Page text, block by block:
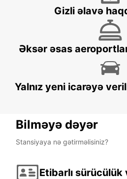
DOVER - UNITED KINGDOM
LONDON KINGS CROSS
LONDON - UNITED KINGDOM
Gizli əlavə
Əksər əsas
Yalnız yeni icarəyə
Bilməyə dəyər
Stansiyaya nə gətirməlisiniz?
Etibarlı sürücülük